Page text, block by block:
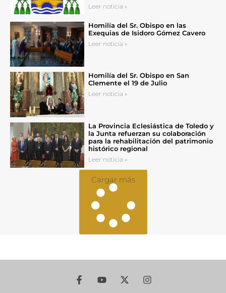
Leer noticia »
Homilía del Sr. Obispo en las
Exequias de Isidoro Gómez Cavero
Leer noticia »
Homilía del Sr. Obispo en San
Clemente el 19 de Julio
Leer noticia »
La Provincia Eclesiástica de Toledo y
la Junta refuerzan su colaboración
para la rehabilitación del patrimonio
histórico regional
Leer noticia »
Cargar más